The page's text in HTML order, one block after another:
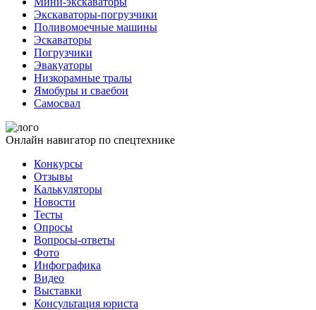
Экскаваторы-погрузчики
Поливомоечные машины
Эскаваторы
Погрузчики
Эвакуаторы
Низкорамные тралы
Ямобуры и сваебои
Самосвал
Онлайн навигатор по спецтехнике
Конкурсы
Отзывы
Калькуляторы
Новости
Тесты
Опросы
Вопросы-ответы
Фото
Инфографика
Видео
Выставки
Консультация юриста